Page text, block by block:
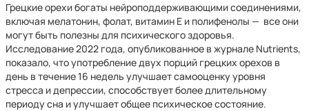
Грецкие орехи богаты нейроподдерживающими соединениями,
включая мелатонин, фолат, витамин Е и полифенолы — все они
могут быть полезны для психического здоровья.
Исследование 2022 года, опубликованное в журнале Nutrients,
показало, что употребление двух порций грецких орехов в
день в течение 16 недель улучшает самооценку уровня
стресса и депрессии, способствует более длительному
периоду сна и улучшает общее психическое состояние.